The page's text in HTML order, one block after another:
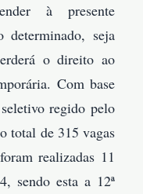
à presente
determinado, seja
o direito ao
Com base
regido pelo
total de 315 vagas
realizadas 11
sendo esta a 12ª